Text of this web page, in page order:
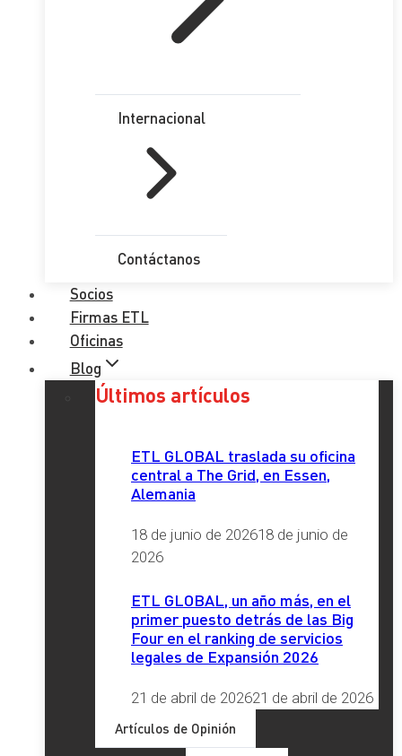
Internacional
Contáctanos
Socios
Firmas ETL
Oficinas
Blog
Últimos artículos
ETL GLOBAL traslada su oficina
central a The Grid, en Essen,
Alemania
18 de junio de 202618 de junio de
2026
ETL GLOBAL, un año más, en el
primer puesto detrás de las Big
Four en el ranking de servicios
legales de Expansión 2026
21 de abril de 202621 de abril de 2026
Artículos de Opinión